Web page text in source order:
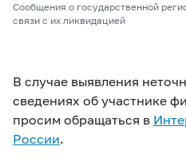
Сообщения о государственной
связи с их ликвидацией
В случае выявления
сведениях об участнике
просим обращаться в
России.